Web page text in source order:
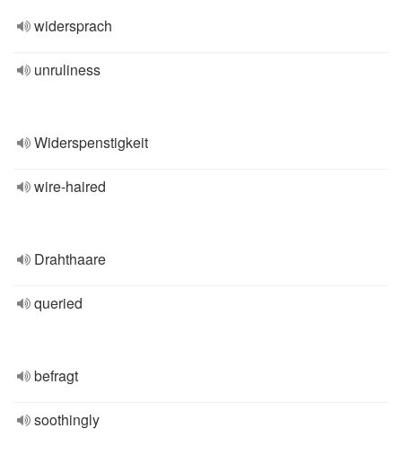
widersprach
unruliness
Widerspenstigkeit
wire-haired
Drahthaare
queried
befragt
soothingly